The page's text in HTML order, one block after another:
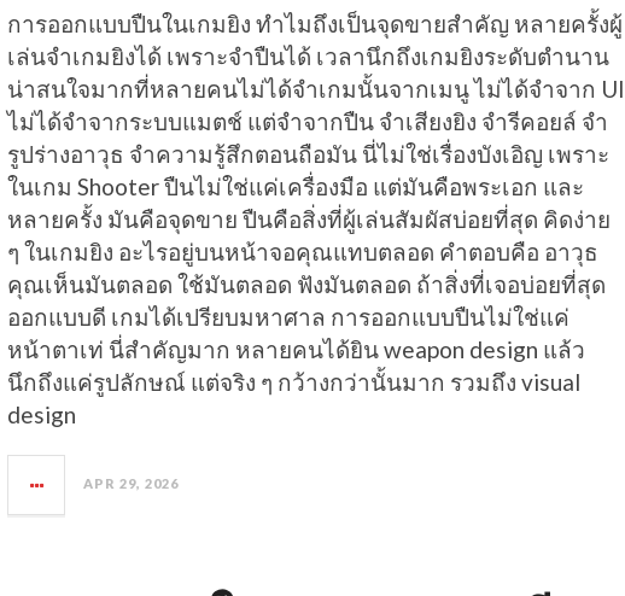
การออกแบบปืนในเกมยิง ทำไมถึงเป็นจุดขายสำคัญ หลายครั้งผู้
เล่นจำเกมยิงได้ เพราะจำปืนได้ เวลานึกถึงเกมยิงระดับตำนาน
น่าสนใจมากที่หลายคนไม่ได้จำเกมนั้นจากเมนู ไม่ได้จำจาก UI
ไม่ได้จำจากระบบแมตช์ แต่จำจากปืน จำเสียงยิง จำรีคอยล์ จำ
รูปร่างอาวุธ จำความรู้สึกตอนถือมัน นี่ไม่ใช่เรื่องบังเอิญ เพราะ
ในเกม Shooter ปืนไม่ใช่แค่เครื่องมือ แต่มันคือพระเอก และ
หลายครั้ง มันคือจุดขาย ปืนคือสิ่งที่ผู้เล่นสัมผัสบ่อยที่สุด คิดง่าย
ๆ ในเกมยิง อะไรอยู่บนหน้าจอคุณแทบตลอด คำตอบคือ อาวุธ
คุณเห็นมันตลอด ใช้มันตลอด ฟังมันตลอด ถ้าสิ่งที่เจอบ่อยที่สุด
ออกแบบดี เกมได้เปรียบมหาศาล การออกแบบปืนไม่ใช่แค่
หน้าตาเท่ นี่สำคัญมาก หลายคนได้ยิน weapon design แล้ว
นึกถึงแค่รูปลักษณ์ แต่จริง ๆ กว้างกว่านั้นมาก รวมถึง visual
design
APR 29, 2026